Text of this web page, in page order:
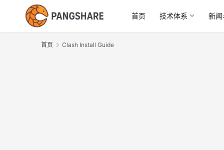
首页 技术体系 新闻
首页 Clash Install Guide